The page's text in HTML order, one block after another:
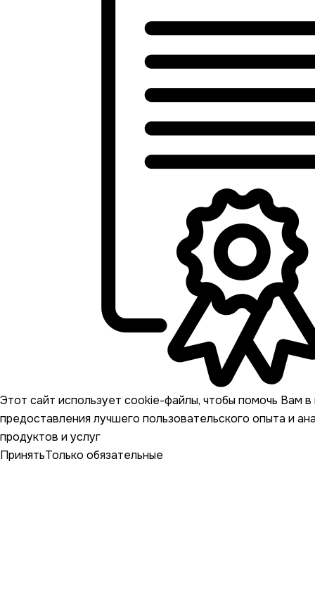
Этот сайт использует cookie-файлы, чтобы помочь Вам в
предоставления лучшего пользовательского опыта и
продуктов и услуг
ПринятьТолько обязательные